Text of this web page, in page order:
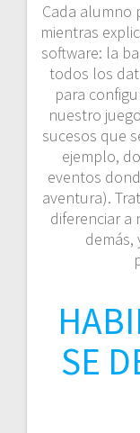
Cada alumno
mientras
software: la
todos los
para
nuestro
sucesos que
ejemplo,
eventos
aventura).
diferenciar a
demás,
SE